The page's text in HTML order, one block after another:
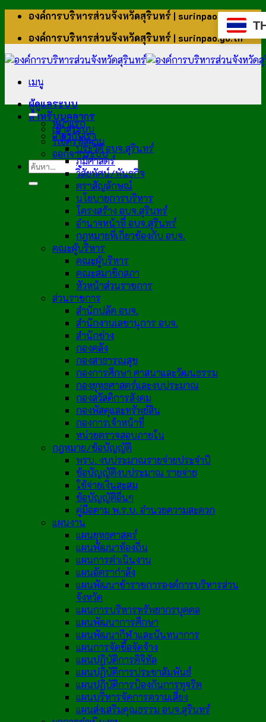
ข้าม
เนื้อหา
องค์การบริหารส่วนจังหวัดสุรินทร์ | surinpao.go.th
องค์การบริหารส่วนจังหวัดสุรินทร์ | surinpao.go.th
เมนู
ผู้ดูแลระบบ
สำหรับบุคลากร
เข้าสู่ระบบ
รีเซ็ตรหัสผ่าน
ออกจากระบบ
หน้าแรก
เกี่ยวกับเรา
ประวัติ อบจ.สุรินทร์
ภูมิศาสตร์
วิสัยทัศน์/พันธกิจ
ตราสัญลักษณ์
นโยบายการบริหาร
โครงสร้าง อบจ.สุรินทร์
อำนาจหน้าที่ อบจ.สุรินทร์
กฎหมายที่เกี่ยวข้องกับ อบจ.
คณะผู้บริหาร
คณะผู้บริหาร
คณะสมาชิกสภา
หัวหน้าส่วนราชการ
ส่วนราชการ
สำนักปลัด อบจ.
สำนักงานเลขานุการ อบจ.
สำนักช่าง
กองคลัง
กองสาธารณสุข
กองการศึกษา ศาสนาและวัฒนธรรม
กองยุทธศาสตร์และงบประมาณ
กองสวัสดิการสังคม
กองพัสดุและทรัพย์สิน
กองการเจ้าหน้าที่
หน่วยตรวจสอบภายใน
กฎหมาย/ข้อบัญญัติ
พรบ. งบประมาณรายจ่ายประจำปี
ข้อบัญญัติงบประมาณ รายจ่าย
ใช้จ่ายเงินสะสม
ข้อบัญญัติอื่นๆ
คู่มือตาม พ.ร.บ. อำนวยความสะดวก
แผนงาน
แผนยุทธศาสตร์
แผนพัฒนาท้องถิ่น
แผนการดำเนินงาน
แผนอัตรากำลัง
แผนพัฒนาข้าราชการองค์การบริหารส่วน
จังหวัด
แผนการบริหารทรัพยากรบุคคล
แผนพัฒนาการศึกษา
แผนพัฒนากีฬาและนันทนาการ
แผนการจัดซื้อจัดจ้าง
แผนปฏิบัติการดิจิทัล
แผนปฏิบัติการประชาสัมพันธ์
แผนปฏิบัติการป้องกันการทุจริต
แผนบริหารจัดการความเสี่ยง
แผนส่งเสริมคุณธรรม อบจ.สุรินทร์